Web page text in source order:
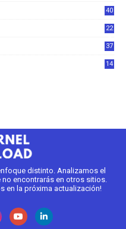
40
22
37
14
distinto. Analizamos el
encontrarás en otros sitios.
en la próxima actualización!